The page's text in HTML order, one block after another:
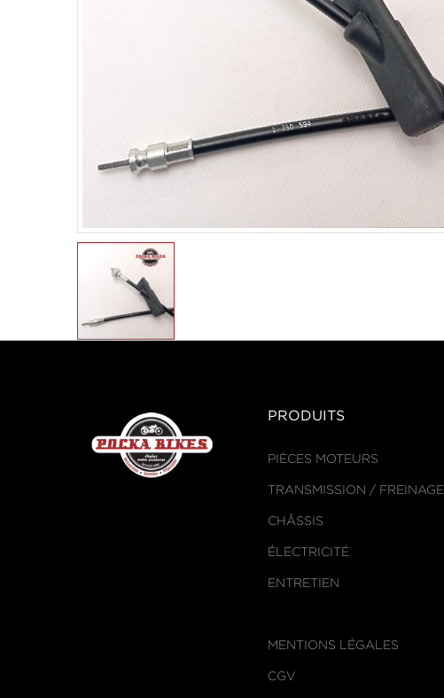
PRODUITS
PIÈCES MOTEURS
TRANSMISSION / FREINAGE
CHÂSSIS
ÉLECTRICITÉ
ENTRETIEN
MENTIONS LÉGALES
CGV